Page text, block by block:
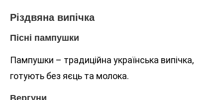
Різдвяна випічка
Пісні пампушки
Пампушки – традиційна українська випічка,
готують без яєць та молока.
Вергуни